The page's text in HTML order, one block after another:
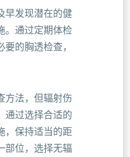
早发现潜在的健
。通过定期体检
的胸透检查，
方法，但辐射伤
通过选择合适的
，保持适当的距
部位，选择无辐